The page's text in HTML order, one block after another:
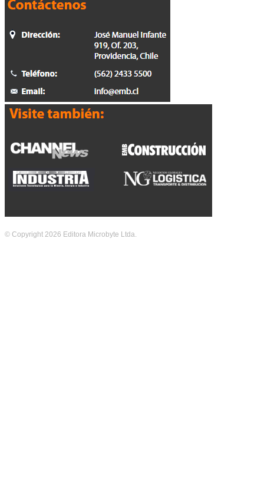
© Copyright 2026 Editora Microbyte Ltda.